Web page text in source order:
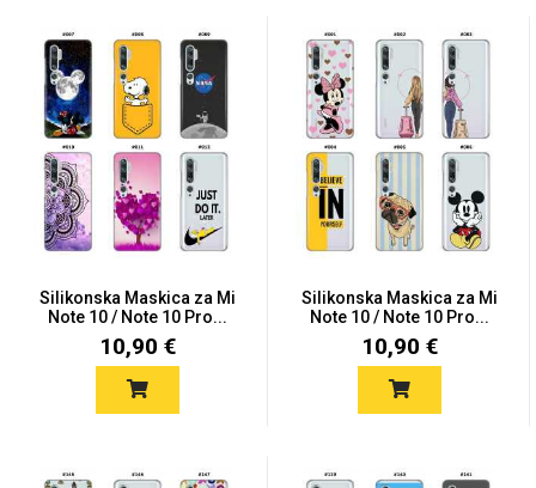
Silikonska Maskica za Mi
Note 10 / Note 10 Pro...
10,90 €
Silikonska Maskica za Mi
Note 10 / Note 10 Pro...
10,90 €